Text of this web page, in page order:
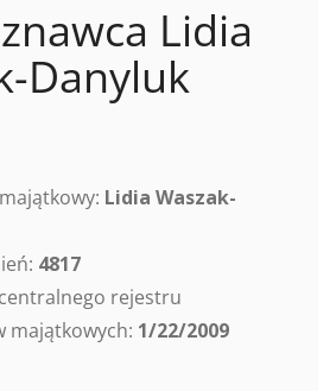
Lidia
Danyluk
Lidia Waszak-
4817
rejestru
majątkowych: 1/22/2009